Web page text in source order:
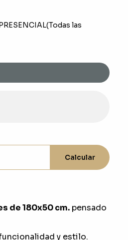
las
Calcular
de 180x50 cm.pensado
y estilo.